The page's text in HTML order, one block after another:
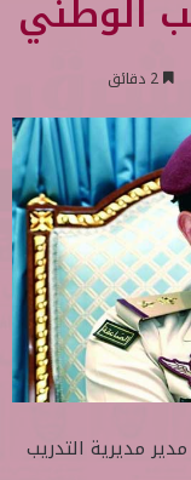
الوطني
مديرية التدريب